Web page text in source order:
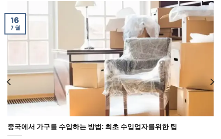
중국에서 가구를 수입하는 방법: 최초 수입업자를위한 팁
16
7 월